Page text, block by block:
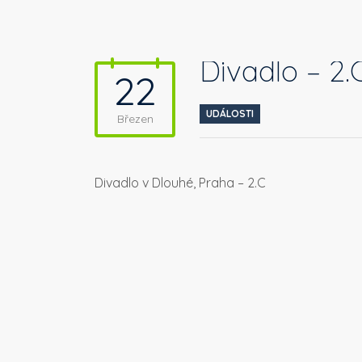
22
Březen
Divadlo –
UDÁLOSTI
Divadlo v Dlouhé, Praha – 2.C